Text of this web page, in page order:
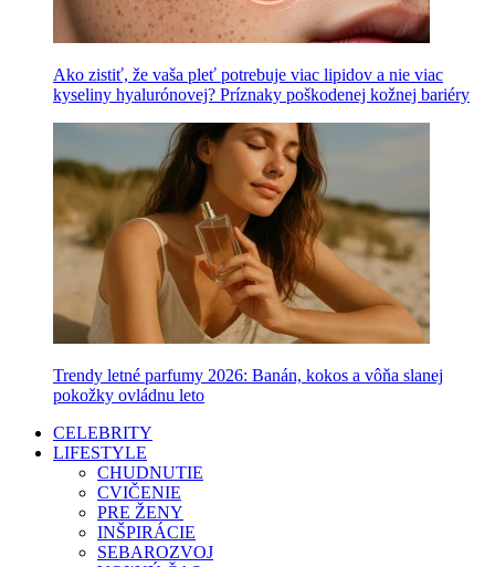
Ako zistiť, že vaša pleť potrebuje viac lipidov a nie viac
kyseliny hyalurónovej? Príznaky poškodenej kožnej bariéry
Trendy letné parfumy 2026: Banán, kokos a vôňa slanej
pokožky ovládnu leto
CELEBRITY
LIFESTYLE
CHUDNUTIE
CVIČENIE
PRE ŽENY
INŠPIRÁCIE
SEBAROZVOJ